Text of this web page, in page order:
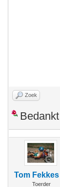
Zoek
Tom Fekkes
Toerder